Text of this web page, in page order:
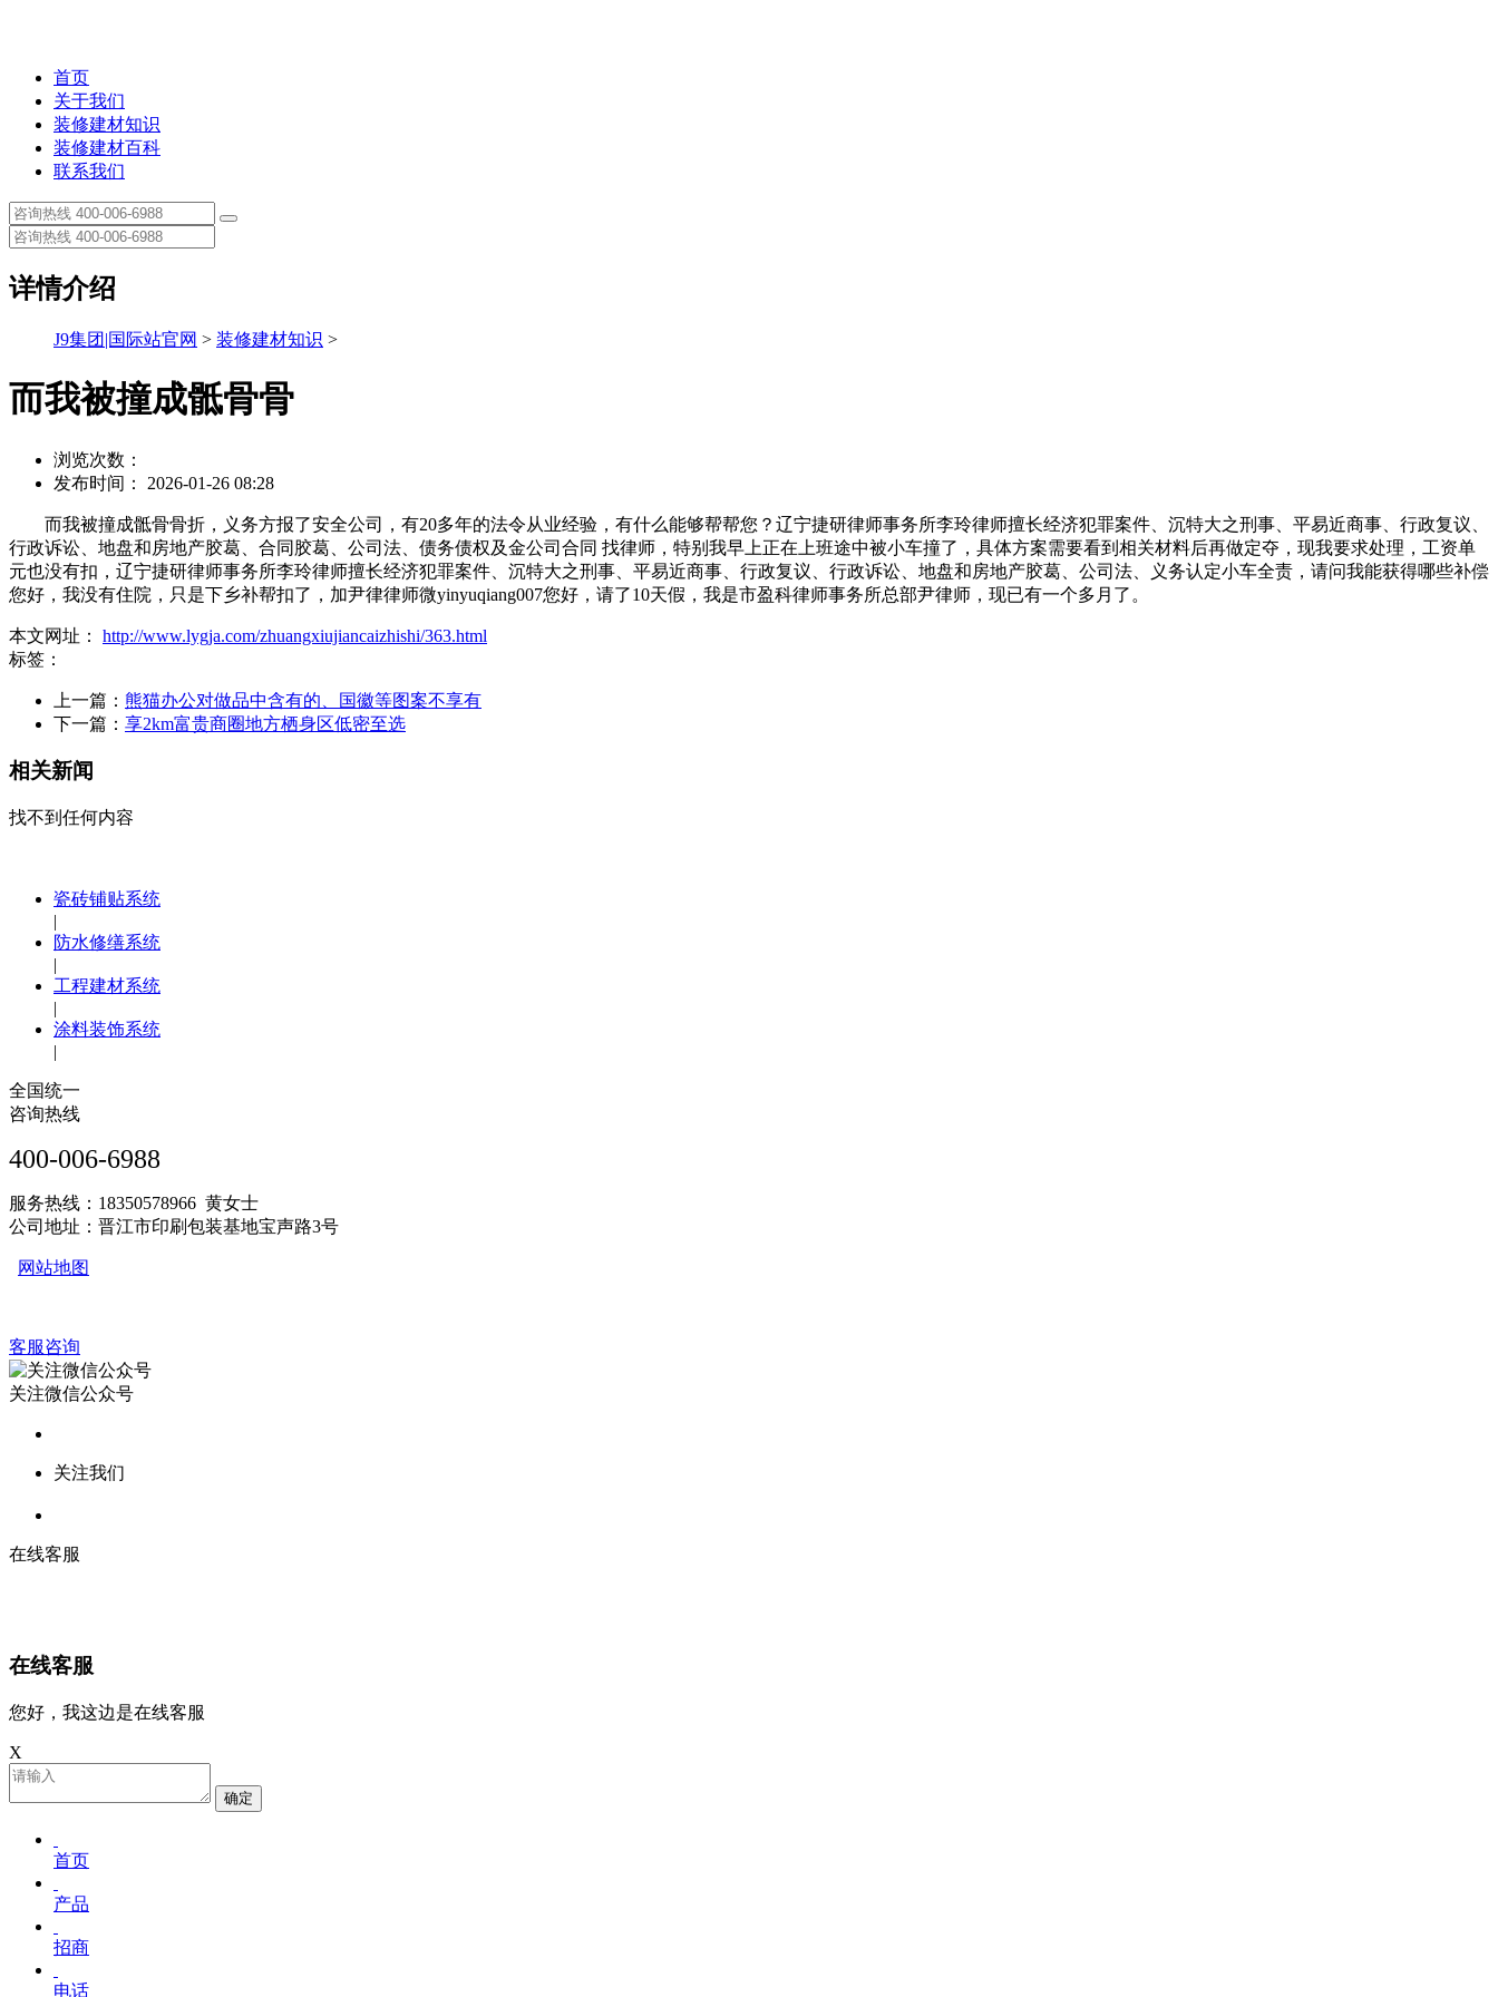
首页
关于我们
装修建材知识
装修建材百科
联系我们
详情介绍
J9集团|国际站官网 > 装修建材知识 >
而我被撞成骶骨骨
浏览次数：
发布时间： 2026-01-26 08:28
而我被撞成骶骨骨折，义务方报了安全公司，有20多年的法令从业经验，有什么能够帮帮您？辽宁捷研律师事务所李玲律师擅长经济犯罪案件、沉特大之刑事、平易近商事、行政复议、
行政诉讼、地盘和房地产胶葛、合同胶葛、公司法、债务债权及金公司合同 找律师，特别我早上正在上班途中被小车撞了，具体方案需要看到相关材料后再做定夺，现我要求处理，工资单
元也没有扣，辽宁捷研律师事务所李玲律师擅长经济犯罪案件、沉特大之刑事、平易近商事、行政复议、行政诉讼、地盘和房地产胶葛、公司法、义务认定小车全责，请问我能获得哪些补偿
您好，我没有住院，只是下乡补帮扣了，加尹律律师微yinyuqiang007您好，请了10天假，我是市盈科律师事务所总部尹律师，现已有一个多月了。
本文网址： http://www.lygja.com/zhuangxiujiancaizhishi/363.html
标签：
上一篇： 熊猫办公对做品中含有的、国徽等图案不享有
下一篇： 享2km富贵商圈地方栖身区低密至选
相关新闻
找不到任何内容
瓷砖铺贴系统
|
防水修缮系统
|
工程建材系统
|
涂料装饰系统
|
全国统一
咨询热线
400-006-6988
服务热线：18350578966 黄女士
公司地址：晋江市印刷包装基地宝声路3号
网站地图
客服咨询
关注微信公众号
关注我们
在线客服
在线客服
您好，我这边是在线客服
X
确定
首页
产品
招商
电话